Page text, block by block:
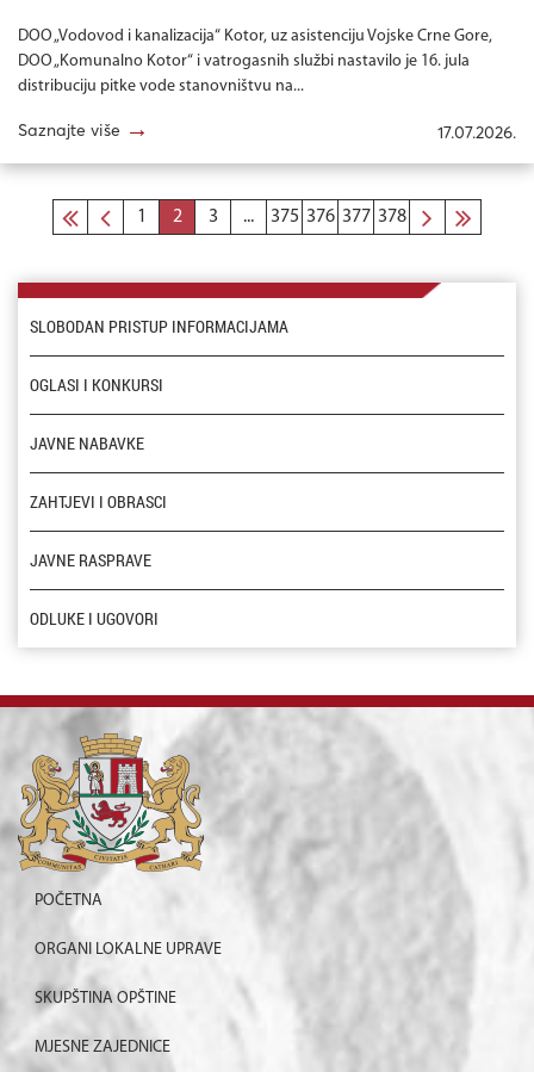
DOO „Vodovod i kanalizacija“ Kotor, uz asistenciju Vojske Crne Gore,
DOO „Komunalno Kotor“ i vatrogasnih službi nastavilo je 16. jula
distribuciju pitke vode stanovništvu na...
Saznajte više → 17.07.2026.
1 2 3 ... 375 376 377 378
SLOBODAN PRISTUP INFORMACIJAMA
OGLASI I KONKURSI
JAVNE NABAVKE
ZAHTJEVI I OBRASCI
JAVNE RASPRAVE
ODLUKE I UGOVORI
POČETNA
ORGANI LOKALNE UPRAVE
SKUPŠTINA OPŠTINE
MJESNE ZAJEDNICE